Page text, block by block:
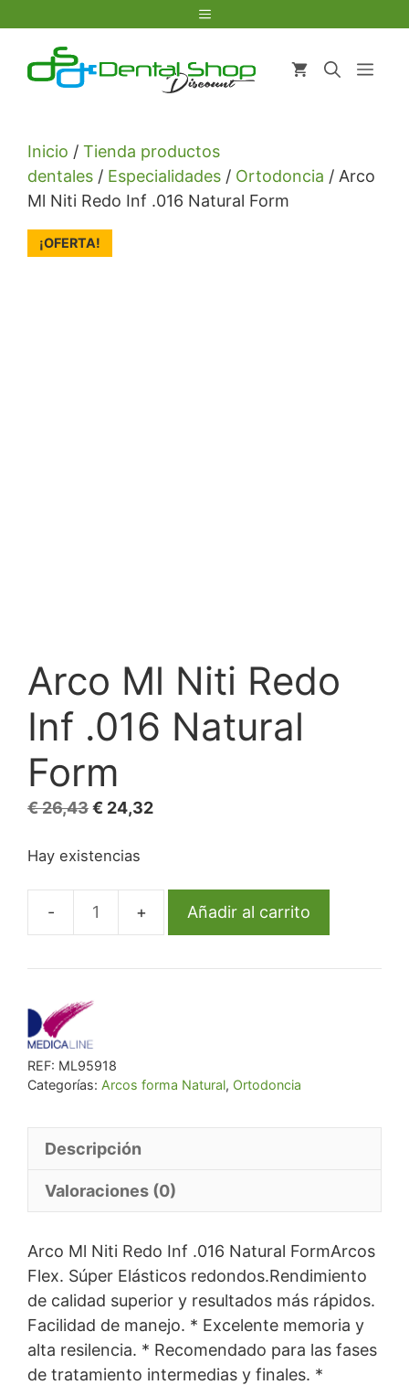
contenido
Menú
Inicio / Tienda productos
dentales / Especialidades / Ortodoncia / Arco
Ml Niti Redo Inf .016 Natural Form
¡OFERTA!
Arco Ml Niti Redo
Inf .016 Natural
Form
€26,43El
original
€ 26,43.
€ 24,32El
€ 24,32.
Hay existencias
Arco
Niti
Form
Añadir al carrito
REF: ML95918
Categorías: Arcos forma Natural, Ortodoncia
Descripción
Valoraciones (0)
Arco Ml Niti Redo Inf .016 Natural FormArcos
Flex. Súper Elásticos redondos.Rendimiento
de calidad superior y resultados más rápidos.
Facilidad de manejo. * Excelente memoria y
alta resilencia. * Recomendado para las fases
de tratamiento intermedias y finales. *